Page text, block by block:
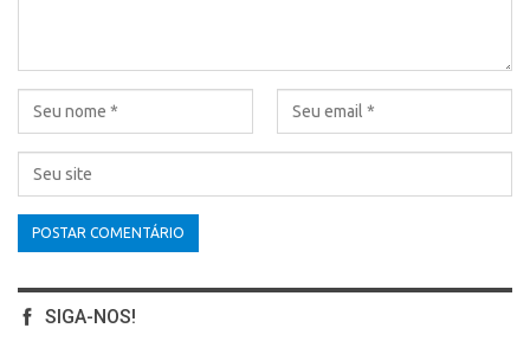
SIGA-NOS!